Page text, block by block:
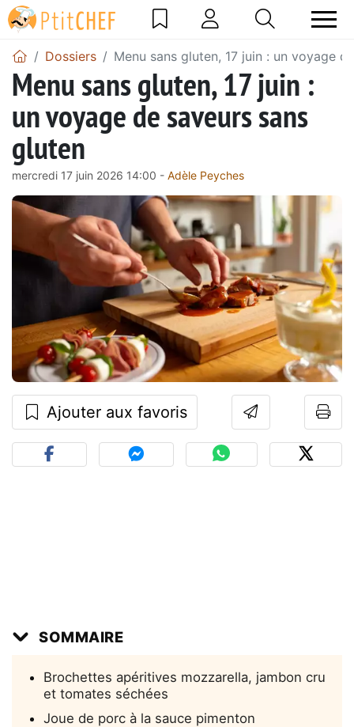
Dossiers Menu sans gluten, 17 juin : un voyage
Menu sans gluten, 17 juin :
un voyage de saveurs sans
gluten
mercredi 17 juin 2026 14:00 - Adèle Peyches
Ajouter aux favoris
SOMMAIRE
Brochettes apéritives mozzarella, jambon cru
et tomates séchées
Joue de porc à la sauce pimenton